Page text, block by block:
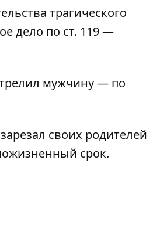
трагического
дело по ст. 119 —
мужчину— по
своих родителей
срок.